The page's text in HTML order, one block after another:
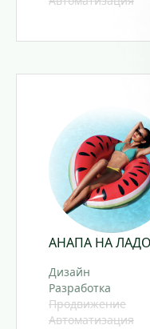
АНАПА НА
Дизайн
Разработка
Продвижение
Автоматизация